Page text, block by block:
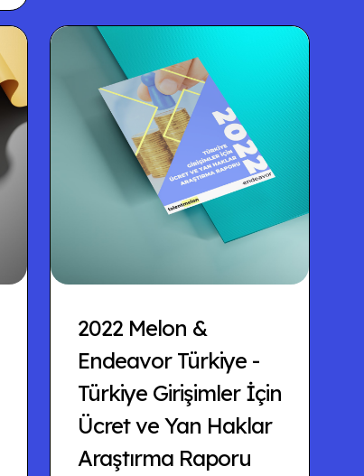
2022 Melon &
Endeavor Türkiye -
Türkiye Girişimler İçin
Ücret ve Yan Haklar
Araştırma Raporu